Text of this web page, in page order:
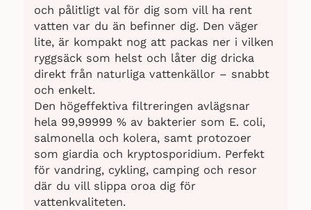
och pålitligt val för dig som vill ha rent
vatten var du än befinner dig. Den väger
lite, är kompakt nog att packas ner i vilken
ryggsäck som helst och låter dig dricka
direkt från naturliga vattenkällor – snabbt
och enkelt.
Den högeffektiva filtreringen avlägsnar
hela 99,99999 % av bakterier som E. coli,
salmonella och kolera, samt protozoer
som giardia och kryptosporidium. Perfekt
för vandring, cykling, camping och resor
där du vill slippa oroa dig för
vattenkvaliteten.